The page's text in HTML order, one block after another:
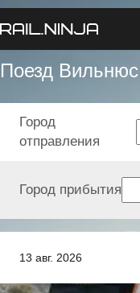
Поезд
13 авг. 2026
Город
отправления
Город прибытия